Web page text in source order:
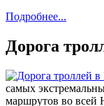
Подробнее...
Дорога
самых
маршрутов во всей